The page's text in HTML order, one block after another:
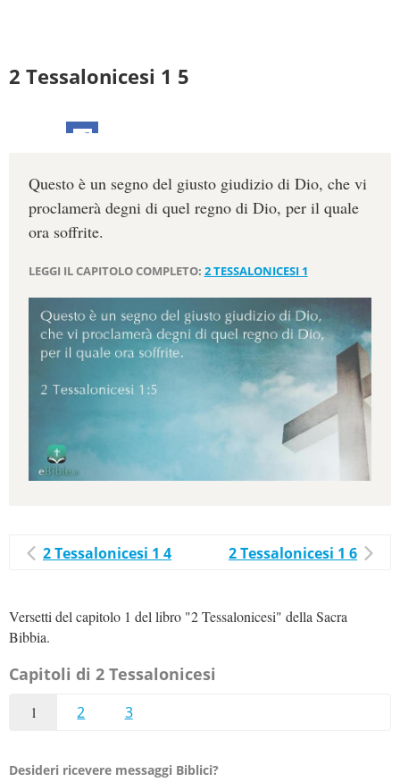
2 Tessalonicesi 1 5
Questo è un segno del giusto giudizio di Dio, che vi
proclamerà degni di quel regno di Dio, per il quale
ora soffrite.
LEGGI IL CAPITOLO COMPLETO: 2 TESSALONICESI 1
2 Tessalonicesi 1 4 2 Tessalonicesi 1 6
Versetti del capitolo 1 del libro "2 Tessalonicesi" della Sacra
Bibbia.
Capitoli di 2 Tessalonicesi
1 2 3
Desideri ricevere messaggi Biblici?